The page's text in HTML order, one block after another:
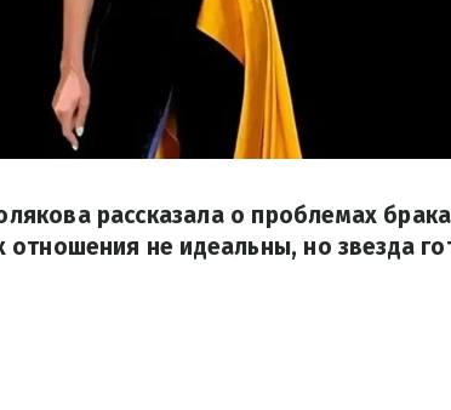
рассказала о проблемах
отношения не идеальны, но звезда